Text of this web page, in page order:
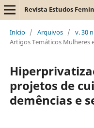
Revista Estudos
Início / Arquivos / v. 30
Artigos Temáticos Mulheres
projetos de
demências e